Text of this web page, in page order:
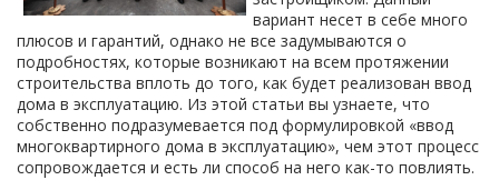
вариант несет в себе много
плюсов и гарантий, однако не все задумываются о
подробностях, которые возникают на всем протяжении
строительства вплоть до того, как будет реализован ввод
дома в эксплуатацию. Из этой статьи вы узнаете, что
собственно подразумевается под формулировкой «ввод
многоквартирного дома в эксплуатацию», чем этот процесс
сопровождается и есть ли способ на него как-то повлиять.